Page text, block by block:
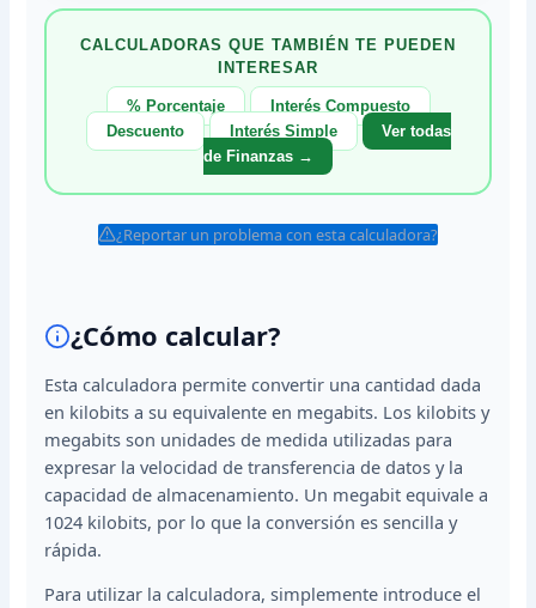
CALCULADORAS QUE TAMBIÉN TE PUEDEN
INTERESAR
% Porcentaje
Interés Compuesto
Descuento
Interés Simple
Ver todas
de Finanzas →
¿Reportar un problema con esta calculadora?
¿Cómo calcular?
Esta calculadora permite convertir una cantidad dada
en kilobits a su equivalente en megabits. Los kilobits y
megabits son unidades de medida utilizadas para
expresar la velocidad de transferencia de datos y la
capacidad de almacenamiento. Un megabit equivale a
1024 kilobits, por lo que la conversión es sencilla y
rápida.
Para utilizar la calculadora, simplemente introduce el